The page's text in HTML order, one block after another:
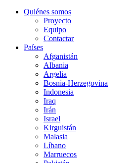
Quiénes somos
Proyecto
Equipo
Contactar
Países
Afganistán
Albania
Argelia
Bosnia-Herzegovina
Indonesia
Iraq
Irán
Israel
Kirguistán
Malasia
Líbano
Marruecos